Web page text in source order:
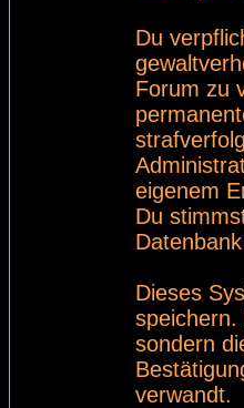
Du
Forum zu
eigenem
Du
Dieses
speichern.
sondern
verwandt.